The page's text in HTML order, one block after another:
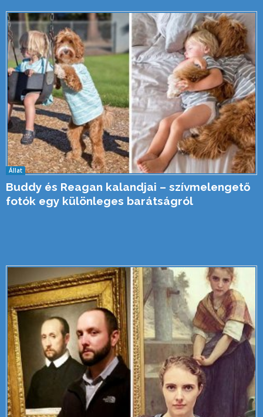
Állat
Buddy és Reagan kalandjai – szívmelengető
fotók egy különleges barátságról